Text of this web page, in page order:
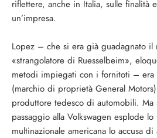
riflettere, anche in Italia, sulle
un’impresa.
Lopez – che si era già guadagnato il
«strangolatore di Ruesselbeim»,
metodi impiegati con i fornitoti – era
(marchio di proprietà General
produttore tedesco di automobili.
passaggio alla Volkswagen esplode lo
multinazionale americana lo accusa